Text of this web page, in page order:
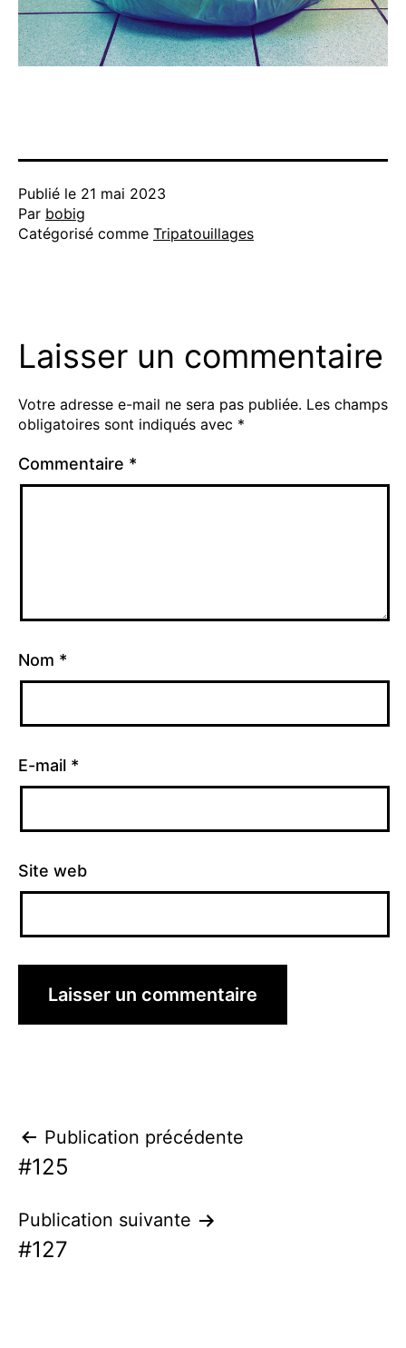
Publié le 21 mai 2023
Par bobig
Catégorisé comme Tripatouillages
Laisser un commentaire
Votre adresse e-mail ne sera pas publiée. Les champs
obligatoires sont indiqués avec *
Commentaire *
Nom *
E-mail *
Site web
Navigation
de
l’article
Publication précédente
#125
Publication suivante
#127